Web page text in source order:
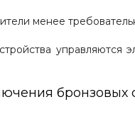
менее
бронзовых